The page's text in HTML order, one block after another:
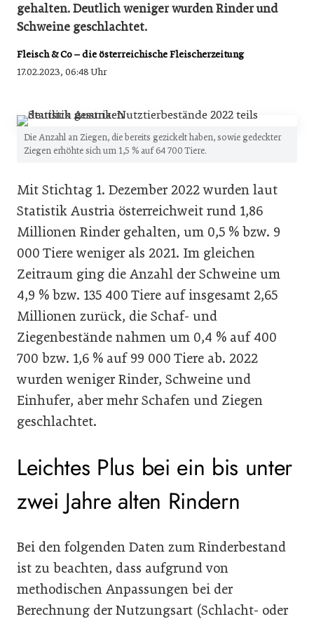
gehalten. Deutlich weniger wurden Rinder und
Schweine geschlachtet.
Fleisch & Co – die österreichische Fleischerzeitung
17.02.2023, 06:48 Uhr
Die Anzahl an Ziegen, die bereits gezickelt haben, sowie gedeckter
Ziegen erhöhte sich um 1,5 % auf 64 700 Tiere.
Mit Stichtag 1. Dezember 2022 wurden laut
Statistik Austria österreichweit rund 1,86
Millionen Rinder gehalten, um 0,5 % bzw. 9
000 Tiere weniger als 2021. Im gleichen
Zeitraum ging die Anzahl der Schweine um
4,9 % bzw. 135 400 Tiere auf insgesamt 2,65
Millionen zurück, die Schaf- und
Ziegenbestände nahmen um 0,4 % auf 400
700 bzw. 1,6 % auf 99 000 Tiere ab. 2022
wurden weniger Rinder, Schweine und
Einhufer, aber mehr Schafen und Ziegen
geschlachtet.
Leichtes Plus bei ein bis unter
zwei Jahre alten Rindern
Bei den folgenden Daten zum Rinderbestand
ist zu beachten, dass aufgrund von
methodischen Anpassungen bei der
Berechnung der Nutzungsart (Schlacht- oder